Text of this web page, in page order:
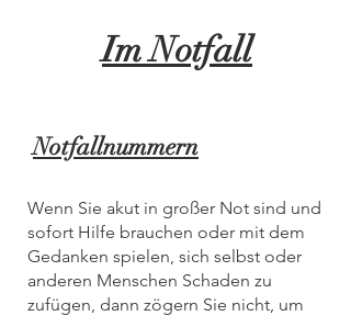
Im Notfall
Notfallnummern
Wenn Sie akut in großer Not sind und
sofort Hilfe brauchen oder mit dem
Gedanken spielen, sich selbst oder
anderen Menschen Schaden zu
zufügen, dann zögern Sie nicht, um